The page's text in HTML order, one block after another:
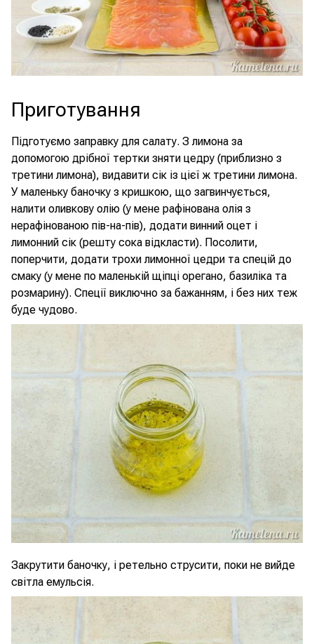
Приготування
Підготуємо заправку для салату. З лимона за
допомогою дрібної тертки зняти цедру (приблизно з
третини лимона), видавити сік із цієї ж третини лимона.
У маленьку баночку з кришкою, що загвинчується,
налити оливкову олію (у мене рафінована олія з
нерафінованою пів-на-пів), додати винний оцет і
лимонний сік (решту сока відкласти). Посолити,
поперчити, додати трохи лимонної цедри та спецій до
смаку (у мене по маленькій щіпці орегано, базиліка та
розмарину). Спеції виключно за бажанням, і без них теж
буде чудово.
Закрутити баночку, і ретельно струсити, поки не вийде
світла емульсія.